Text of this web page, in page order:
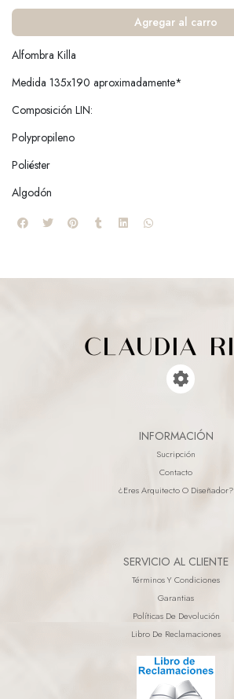
Agregar al carro
Alfombra Killa
Medida 135x190 aproximadamente*
Composición LIN:
Polypropileno
Poliéster
Algodón
INFORMACIÓN
Sucripción
Contacto
¿eres Arquitecto O Diseñador?
SERVICIO AL CLIENTE
Términos Y Condiciones
Garantias
Políticas De Devolución
Libro De Reclamaciones